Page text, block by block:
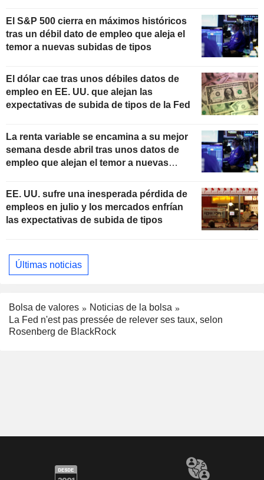
El S&P 500 cierra en máximos históricos
tras un débil dato de empleo que aleja el
temor a nuevas subidas de tipos
El dólar cae tras unos débiles datos de
empleo en EE. UU. que alejan las
expectativas de subida de tipos de la Fed
La renta variable se encamina a su mejor
semana desde abril tras unos datos de
empleo que alejan el temor a nuevas
EE. UU. sufre una inesperada pérdida de
empleos en julio y los mercados enfrían
las expectativas de subida de tipos
Últimas noticias
Bolsa de valores
Noticias de la bolsa
La Fed n'est pas pressée de relever ses taux, selon
Rosenberg de BlackRock